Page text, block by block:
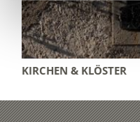
KIRCHEN & KLÖSTER